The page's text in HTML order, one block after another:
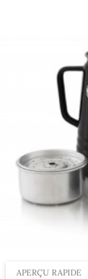
APERÇU RAPIDE